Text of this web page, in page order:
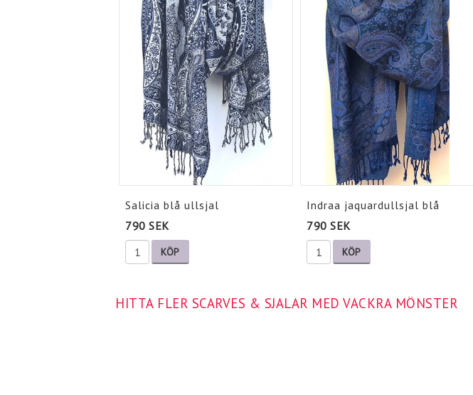
Salicia blå ullsjal
790 SEK
KÖP
Indraa jaquardullsjal blå
790 SEK
KÖP
HITTA FLER SCARVES & SJALAR MED VACKRA MÖNSTER